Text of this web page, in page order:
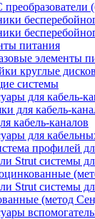
преобразователи
питания
элементы
круглые
системы
для кабель-
для кабель-
кабель-каналов
для
профилей
Strut системы
Strut системы
(метод